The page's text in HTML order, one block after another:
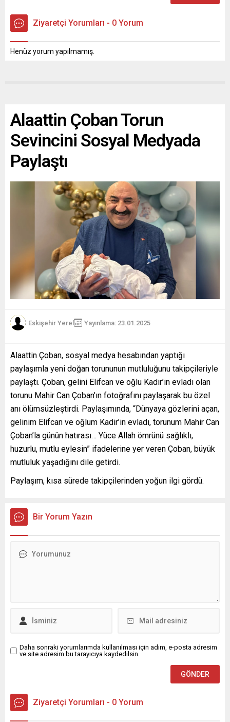
Ziyaretçi Yorumları - 0 Yorum
Henüz yorum yapılmamış.
Alaattin Çoban Torun
Sevincini Sosyal Medyada
Paylaştı
Eskişehir Yerel Yayınlama: 23.01.2025
Alaattin Çoban, sosyal medya hesabından yaptığı
paylaşımla yeni doğan torununun mutluluğunu takipçileriyle
paylaştı. Çoban, gelini Elifcan ve oğlu Kadir’in evladı olan
torunu Mahir Can Çoban’ın fotoğrafını paylaşarak bu özel
anı ölümsüzleştirdi. Paylaşımında, “Dünyaya gözlerini açan,
gelinim Elifcan ve oğlum Kadir’in evladı, torunum Mahir Can
Çoban’la günün hatırası… Yüce Allah ömrünü sağlıklı,
huzurlu, mutlu eylesin” ifadelerine yer veren Çoban, büyük
mutluluk yaşadığını dile getirdi.
Paylaşım, kısa sürede takipçilerinden yoğun ilgi gördü.
Bir Yorum Yazın
Daha sonraki yorumlarımda kullanılması için adım, e-posta adresim
ve site adresim bu tarayıcıya kaydedilsin.
Ziyaretçi Yorumları - 0 Yorum